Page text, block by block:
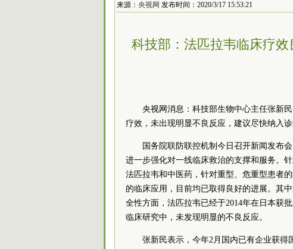
来源： 央视网 发布时间：2020/3/17 15:53:21
科技部：法匹拉韦临床疗
央视网消息：科技部生物中心主任张新
疗效，未出现明显不良反应，建议尽快纳入诊
国务院联防联控机制今日召开新闻发布
进一步强化对一线临床救治的支撑和服务。
法匹拉韦和中医药，针对重型、危重型患者
的临床应用，目前均已取得良好的进展。其
全性方面，法匹拉韦已经于2014年在日本获
临床研究中，未发现明显的不良反应。
张新民表示，今年2月国内已有企业获